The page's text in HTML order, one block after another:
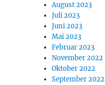
August 2023
Juli 2023
Juni 2023
Mai 2023
Februar 2023
November 2022
Oktober 2022
September 2022